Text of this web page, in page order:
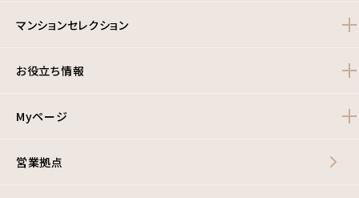
マンションセレクション
お役立ち情報
Myページ
営業拠点